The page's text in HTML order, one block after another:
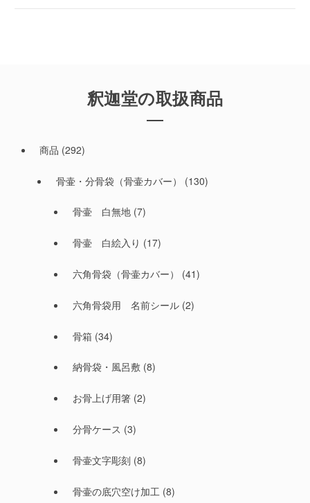
釈迦堂の取扱商品
商品 (292)
骨壷・分骨袋（骨壷カバー） (130)
骨壷 白無地(7)
骨壷 白絵入り (17)
六角骨袋（骨壷カバー） (41)
六角骨袋用 名前シール(2)
骨箱(34)
納骨袋・風呂敷(8)
お骨上げ用箸(2)
分骨ケース (3)
骨壷文字彫刻 (8)
骨壷の底穴空け加工 (8)